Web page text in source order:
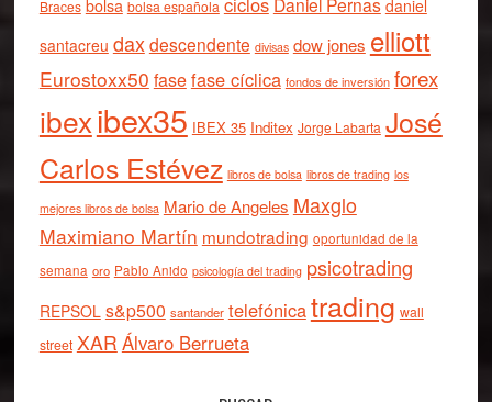
Braces bolsa bolsa española
daniel
santacreu daxdescendente divisas dow jones elliott
Eurostoxx50 fasefase cíclica fondos de inversión forex
ibexibex35 IBEX 35 Inditex Jorge Labarta José
Carlos Estévez libros de bolsa libros de trading los
mejores libros de bolsa Mario de Angeles Maxglo
Maximiano Martín mundotrading oportunidad de la
semana oro Pablo Anido psicología del trading psicotrading
REPSOL s&p500 santander telefónicatrading wall
street XAR Álvaro Berrueta